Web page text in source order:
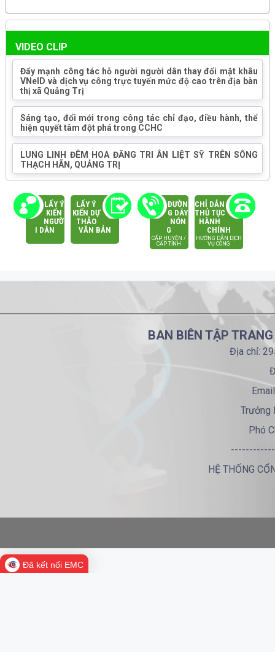
VIDEO CLIP
Đẩy mạnh công tác hỗ người người dân thay đổi mật khâu
VNeID và dịch vụ công trực tuyến mức độ cao trên địa bàn
thị xã Quảng Trị
Sáng tạo, đổi mới trong công tác chỉ đạo, điều hành, thể
hiện quyết tâm đột phá trong CCHC
LUNG LINH ĐÊM HOA ĐĂNG TRI ÂN LIỆT SỸ TRÊN SÔNG
THẠCH HÃN, QUẢNG TRỊ
LẤY Ý
KIẾN
NGƯỜ
I DÂN
LẤY Ý
KIẾN DỰ
THẢO
VĂN BẢN
ĐƯỜN
G DÂY
NÓN
G
CẤP HUYỆN /
CẤP TỈNH
CHỈ DẪN
THỦ TỤC
HÀNH
CHÍNH
HƯỚNG DẪN DỊCH
VỤ CÔNG
BAN BIÊN TẬP
Địa chỉ:
Trưởng
Phó
HỆ THỐNG
Đã kết nối EMC